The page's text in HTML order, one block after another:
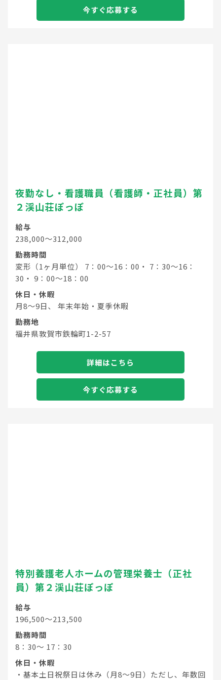
今すぐ応募する
夜勤なし・看護職員（看護師・正社員）第
２渓山荘ぽっぽ
給与
238,000～312,000
勤務時間
変形（1ヶ月単位） 7：00～16：00・ 7：30～16：
30・ 9：00～18：00
休日・休暇
月8～9日、 年末年始・夏季休暇
勤務地
福井県敦賀市鉄輪町1-2-57
詳細はこちら
今すぐ応募する
特別養護老人ホームの管理栄養士（正社
員）第２渓山荘ぽっぽ
給与
196,500～213,500
勤務時間
8：30～ 17：30
休日・休暇
・基本土日祝祭日は休み（月8～9日）ただし、年数回